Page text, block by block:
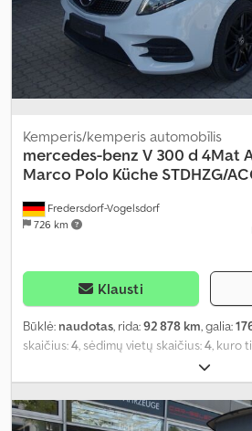
Fredersdorf-Vogelsdorf
726 km
Kemperis/kemperis automobīlis
mercedes-benz V 300 d 4Mat
Marco Polo Küche STDHZG/
Klausti
Būklė: naudotas, rida:92 878 km, galia:
skaičius:4, sėdimų vietų skaičius:4, kuro
, pirmoji
emisijos klasė:nėra, pakaba:kitas,
dyzelinas, Įranga:ABS, autonominis
kompiuteris, centrinis užraktas,